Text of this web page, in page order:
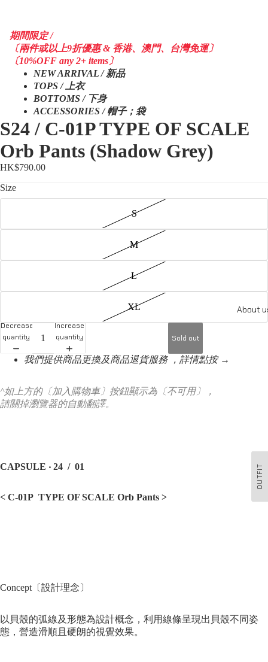
About
OUTFIT
期間限定 /
〔兩件或以上9折優惠 & 香港、澳門、台灣免運〕
〔10%OFF any 2+ items〕
NEW ARRIVAL / 新品
TOPS / 上衣
BOTTOMS / 下身
ACCESSORIES / 帽子；袋
S24 / C-01P TYPE OF SCALE
Orb Pants (Shadow Grey)
HK$790.00
Size
S
M
L
XL
Decrease
quantity
Increase
quantity
Sold out
我們提供商品更換及商品退貨服務 ，詳情點按 →
^如上方的〔加入購物車〕按鈕顯示為〔不可用〕，
請關掉瀏覽器的自動翻譯。
CAPSULE ‧ 24 / 01
< C-01P TYPE OF SCALE Orb Pants >
Concept〔設計理念〕
以貝殼的弧線及形態為設計概念，利用線條呈現出貝殼不同姿
態，營造滑順且硬朗的視覺效果。